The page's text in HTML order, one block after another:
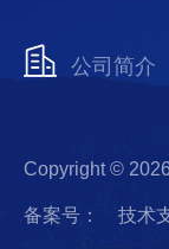
公司简介
Copyright ©
备案号： 技术